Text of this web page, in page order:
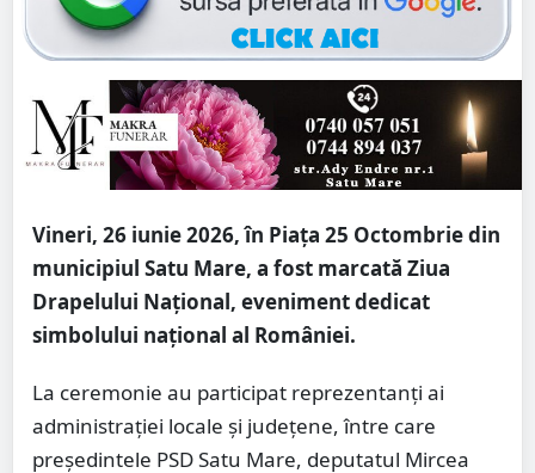
Vineri, 26 iunie 2026, în Piața 25 Octombrie din
municipiul Satu Mare, a fost marcată Ziua
Drapelului Național, eveniment dedicat
simbolului național al României.
La ceremonie au participat reprezentanți ai
administrației locale și județene, între care
președintele PSD Satu Mare, deputatul Mircea